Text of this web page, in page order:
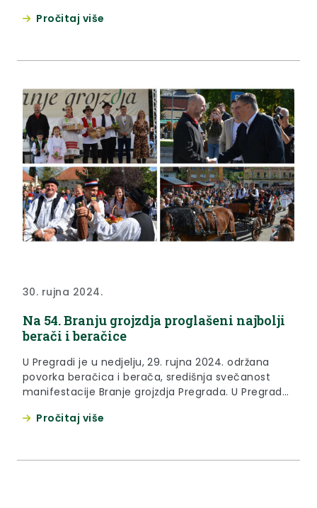
godine, osvojio odlično drugo mjestu u kategoriji
Pročitaj više
30. rujna 2024.
Na 54. Branju grojzdja proglašeni najbolji
berači i beračice
U Pregradi je u nedjelju, 29. rujna 2024. održana
povorka beračica i berača, središnja svečanost
manifestacije Branje grojzdja Pregrada. U Pregradu
Milanović, koje su dočekali župan Krapinsko-
Pročitaj više